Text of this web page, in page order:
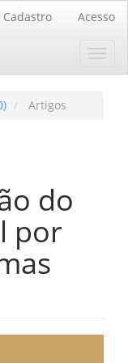
Cadastro Acesso
Artigos
do
por